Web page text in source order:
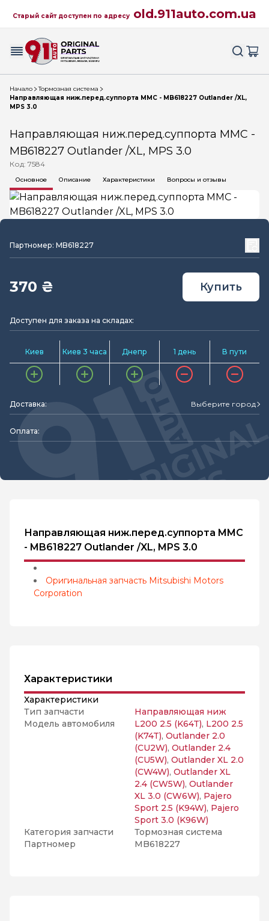
Старый сайт доступен по адресу old.911auto.com.ua
Начало
Тормозная система
Направляющая ниж.перед.суппорта MMC - MB618227 Outlander /XL,
MPS 3.0
Направляющая ниж.перед.суппорта MMC -
MB618227 Outlander /XL, MPS 3.0
Код: 7584
Основное Описание Характеристики Вопросы и отзывы
Партномер: MB618227
370 ₴ Купить
Доступен для заказа на складах:
Киев Киев 3 часа Днепр 1 день В пути
Доставка: Выберите город
Оплата:
Направляющая ниж.перед.суппорта MMC
- MB618227 Outlander /XL, MPS 3.0
Оригинальная запчасть Mitsubishi Motors
Corporation
Характеристики
Характеристики
Тип запчасти
Направляющая ниж
Модель автомобиля
L200 2.5 (K64T), L200 2.5
(K74T), Outlander 2.0
(CU2W), Outlander 2.4
(CU5W), Outlander XL 2.0
(CW4W), Outlander XL
2.4 (CW5W), Outlander
XL 3.0 (CW6W), Pajero
Sport 2.5 (K94W), Pajero
Sport 3.0 (K96W)
Категория запчасти
Тормозная система
Партномер
MB618227